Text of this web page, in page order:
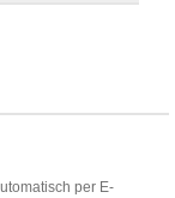
per E-